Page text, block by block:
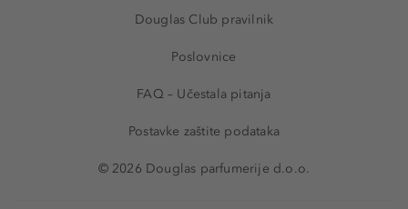
Douglas Club pravilnik
Poslovnice
FAQ – Učestala pitanja
Postavke zaštite podataka
© 2026 Douglas parfumerije d.o.o.